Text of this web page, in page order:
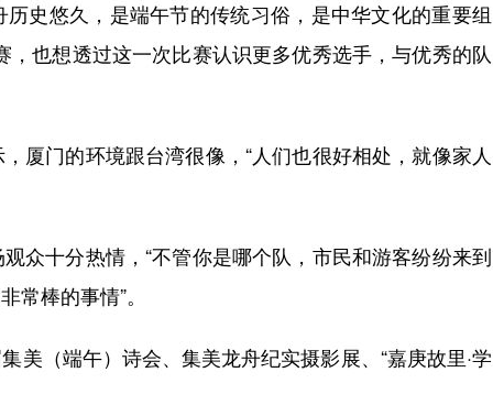
悠久，是端午节的传统习俗，是中华文化的重要组
也想透过这一次比赛认识更多优秀选手，与优秀的队
门的环境跟台湾很像，“人们也很好相处，就像家人
十分热情，“不管你是哪个队，市民和游客纷纷来到
常棒的事情”。
（端午）诗会、集美龙舟纪实摄影展、“嘉庚故里·学